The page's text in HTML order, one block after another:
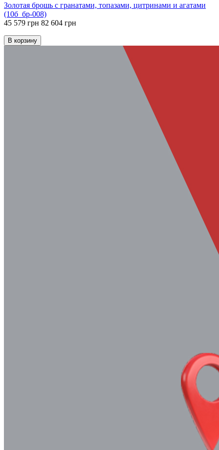
Золотая брошь с гранатами, топазами, цитринами и агатами
(10б_бр-008)
45 579 грн 82 604 грн
В корзину